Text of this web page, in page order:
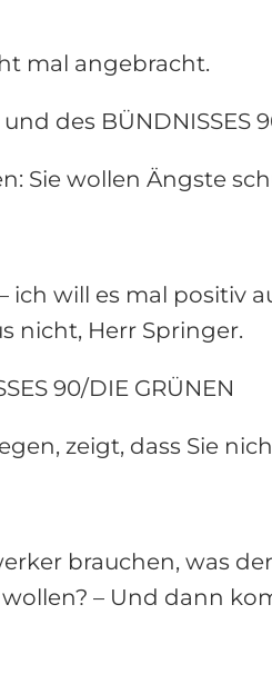
mal angebracht.
des BÜNDNISSES
Sie wollen Ängste
will es mal positiv
nicht, Herr Springer.
90/DIE GRÜNEN
zeigt, dass Sie
brauchen, was
– Und dann